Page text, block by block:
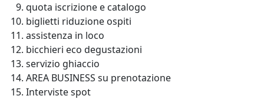
quota iscrizione e catalogo
biglietti riduzione ospiti
assistenza in loco
bicchieri eco degustazioni
servizio ghiaccio
AREA BUSINESS su prenotazione
Interviste spot